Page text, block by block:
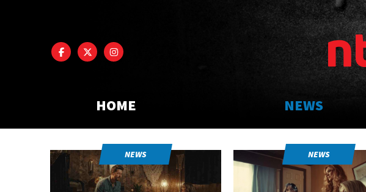
HOME NEWS
NEWS NEWS